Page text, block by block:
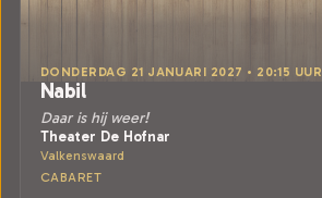
DONDERDAG 21 JANUARI 2027 • 20:15 UUR
Nabil
Daar is hij weer!
Theater De Hofnar
Valkenswaard
CABARET